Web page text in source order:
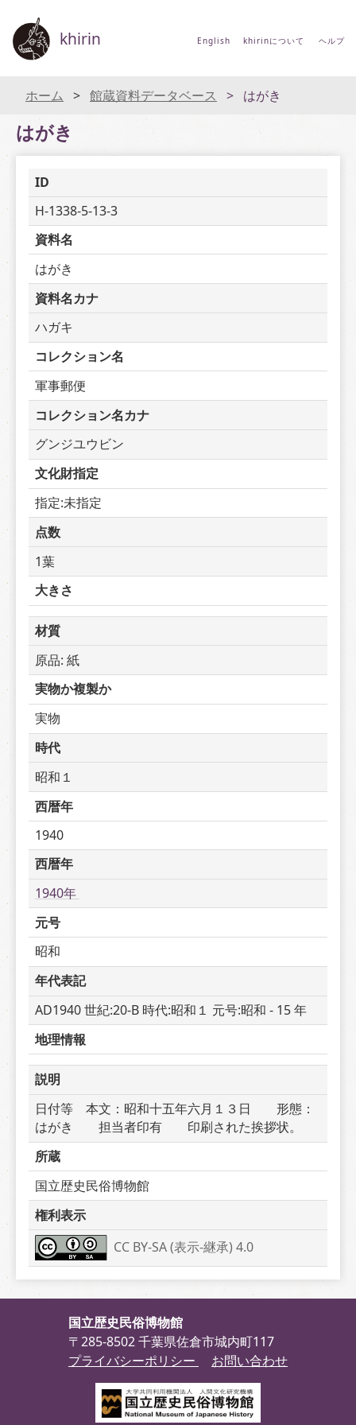
khirin English khirinについて ヘルプ
ホーム 館蔵資料データベース はがき
はがき
ID
H-1338-5-13-3
資料名
はがき
資料名カナ
ハガキ
コレクション名
軍事郵便
コレクション名カナ
グンジユウビン
文化財指定
指定:未指定
点数
1葉
大きさ
材質
原品: 紙
実物か複製か
実物
時代
昭和１
西暦年
1940
西暦年
1940年
元号
昭和
年代表記
AD1940 世紀:20-B 時代:昭和１ 元号:昭和 - 15 年
地理情報
説明
日付等　本文：昭和十五年六月１３日　　形態：
はがき　　担当者印有　　印刷された挨拶状。
所蔵
国立歴史民俗博物館
権利表示
CC BY-SA (表示-継承) 4.0
国立歴史民俗博物館
〒285-8502 千葉県佐倉市城内町117
プライバシーポリシー
お問い合わせ